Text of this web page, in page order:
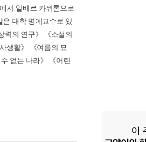
서 알베르 카뮈론으로
대학 명예교수로 있
력의 연구》 《소설의
생활》 《여름의 묘
없는 나라》 《어린